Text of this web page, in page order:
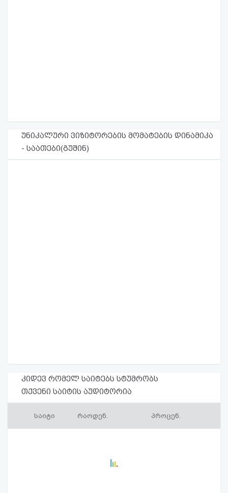
უნიკალური ვიზიტორების მომატების დინამიკა
- საათები(გუშინ)
კიდევ რომელ საიტებს სტუმრობს
თქვენი საიტის აუდიტორია
საიტი რაოდენ. პროცენ.